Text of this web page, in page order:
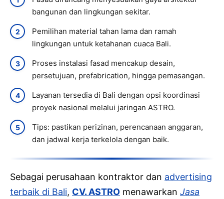
bangunan dan lingkungan sekitar.
Pemilihan material tahan lama dan ramah
lingkungan untuk ketahanan cuaca Bali.
Proses instalasi fasad mencakup desain,
persetujuan, prefabrication, hingga pemasangan.
Layanan tersedia di Bali dengan opsi koordinasi
proyek nasional melalui jaringan ASTRO.
Tips: pastikan perizinan, perencanaan anggaran,
dan jadwal kerja terkelola dengan baik.
Sebagai perusahaan kontraktor dan advertising
terbaik di Bali, CV. ASTRO menawarkan Jasa